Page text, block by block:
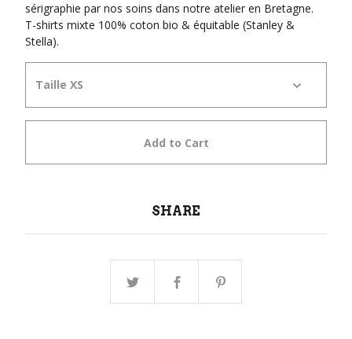
sérigraphie par nos soins dans notre atelier en Bretagne.
T-shirts mixte 100% coton bio & équitable (Stanley &
Stella).
Add to Cart
SHARE